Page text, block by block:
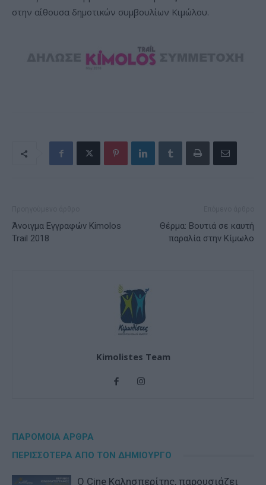
στην αίθουσα δημοτικών συμβουλίων Κιμώλου.
Άνοιγμα Εγγραφών Kimolos
Trail 2018
Θέρμα: Βουτιά σε καυτή
παραλία στην Κίμωλο
Kimolistes Team
ΠΑΡΟΜΟΙΑ ΑΡΘΡΑ
ΠΕΡΙΣΣΟΤΕΡΑ ΑΠΟ ΤΟΝ ΔΗΜΙΟΥΡΓΟ
Ο Cine Καλησπερίτης, παρουσιάζει